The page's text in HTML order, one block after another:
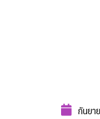
กันยา